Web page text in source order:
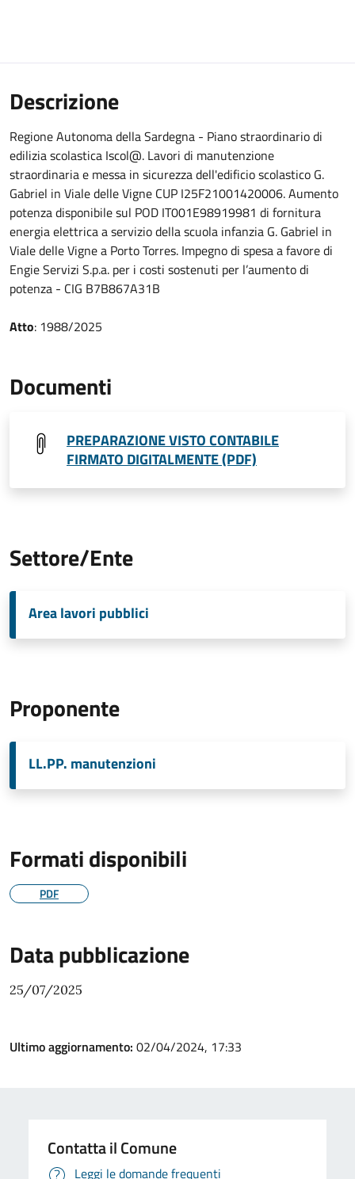
Descrizione
Regione Autonoma della Sardegna - Piano straordinario di
edilizia scolastica Iscol@. Lavori di manutenzione
straordinaria e messa in sicurezza dell'edificio scolastico G.
Gabriel in Viale delle Vigne CUP I25F21001420006. Aumento
potenza disponibile sul POD IT001E98919981 di fornitura
energia elettrica a servizio della scuola infanzia G. Gabriel in
Viale delle Vigne a Porto Torres. Impegno di spesa a favore di
Engie Servizi S.p.a. per i costi sostenuti per l’aumento di
potenza - CIG B7B867A31B
Atto: 1988/2025
Documenti
PREPARAZIONE VISTO CONTABILE
FIRMATO DIGITALMENTE (PDF)
Settore/Ente
Area lavori pubblici
Proponente
LL.PP. manutenzioni
Formati disponibili
PDF
Data pubblicazione
25/07/2025
Ultimo aggiornamento: 02/04/2024, 17:33
Contatta il Comune
Leggi le domande frequenti